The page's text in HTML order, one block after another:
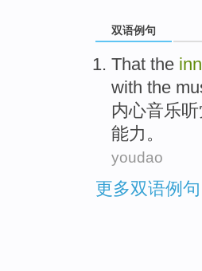
双语例句
That the
with the
内心音乐
能力 。
youdao
更多双语例句